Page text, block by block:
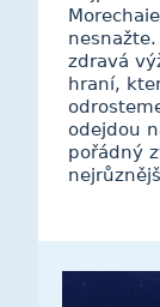
zdravá
hraní,
odejdou
pořádný